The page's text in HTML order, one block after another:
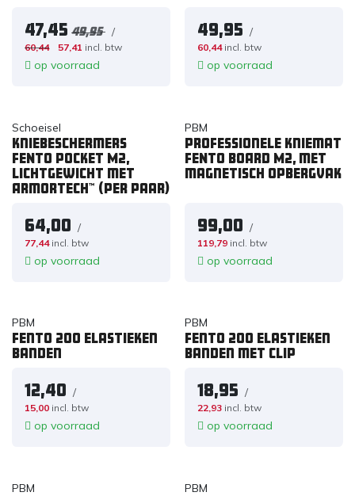
47,45 49,95 /
60,44 57,41 incl. btw
op voorraad
49,95 /
60,44 incl. btw
op voorraad
Schoeisel
Kniebeschermers
FENTO POCKET M2,
lichtgewicht met
ArmorTech™ (per paar)
64,00 /
77,44 incl. btw
op voorraad
PBM
Professionele kniemat
FENTO BOARD M2, met
magnetisch opbergvak
99,00 /
119,79 incl. btw
op voorraad
PBM
Fento 200 elastieken
banden
12,40 /
15,00 incl. btw
op voorraad
PBM
Fento 200 elastieken
banden met clip
18,95 /
22,93 incl. btw
op voorraad
PBM PBM